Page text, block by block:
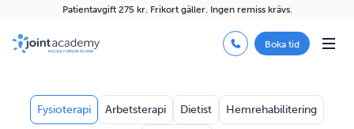
Patientavgift 275 kr. Frikort gäller. Ingen remiss krävs.
Boka tid
Fysioterapi Arbetsterapi Dietist Hemrehabilitering